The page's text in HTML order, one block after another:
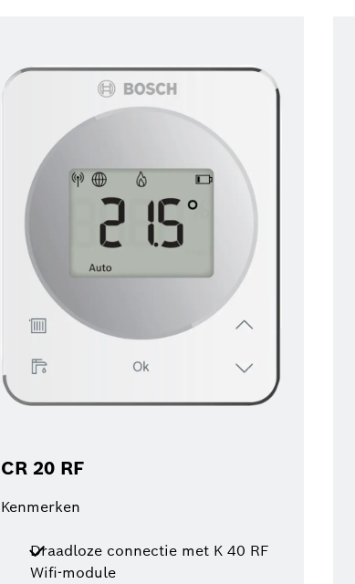
CR 20 RF
Kenmerken
Draadloze connectie met K 40 RF
Wifi-module